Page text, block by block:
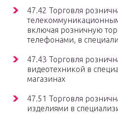
47.42 Торговля
включая розничную
телефонами, в
47.43 Торговля
видеотехникой в
магазинах
47.51 Торговля
изделиями в